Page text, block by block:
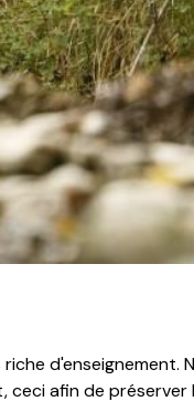
d'enseignement.
ceci afin de préserver